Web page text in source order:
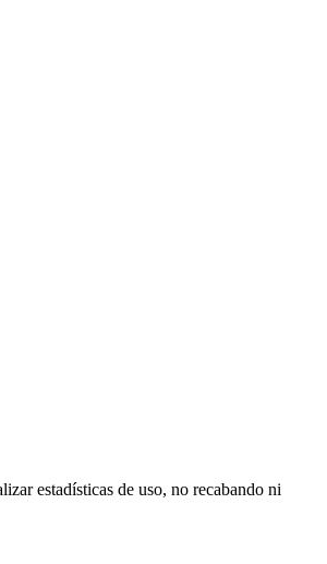
estadísticas de uso, no recabando ni